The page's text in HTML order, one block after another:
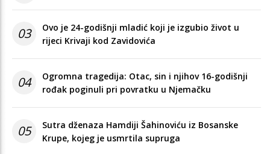
03
Ovo je 24-godišnji mladić koji je izgubio život u
rijeci Krivaji kod Zavidovića
04
Ogromna tragedija: Otac, sin i njihov 16-godišnji
rođak poginuli pri povratku u Njemačku
05
Sutra dženaza Hamdiji Šahinoviću iz Bosanske
Krupe, kojeg je usmrtila supruga